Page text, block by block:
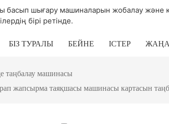
басып шығару машиналарын жобалау және
бірі ретінде.
БІЗ ТУРАЛЫ БЕЙНЕ ІСТЕР
таңбалау машинасы
жапсырма таяқшасы машинасы картасын